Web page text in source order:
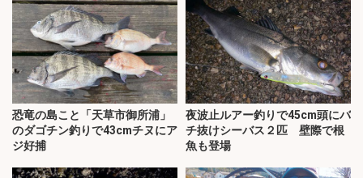
恐竜の島こと「天草市御所浦」
のダゴチン釣りで43cmチヌにア
ジ好捕
夜波止ルアー釣りで45cm頭にバ
チ抜けシーバス２匹 壁際で根
魚も登場